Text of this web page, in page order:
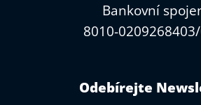
Bankovní
8010-
Odebírejte